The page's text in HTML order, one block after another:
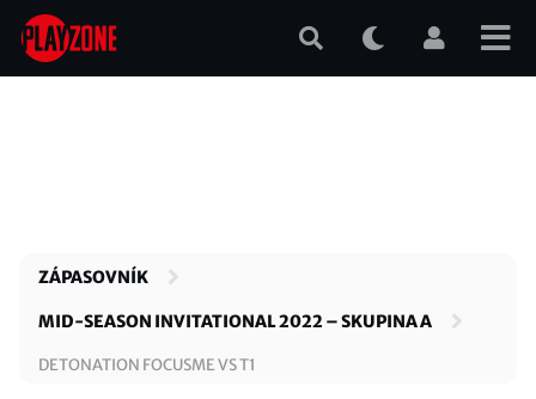
Přejít
hlavnímu
ZÁPASOVNÍK
MID-SEASON INVITATIONAL 2022 – SKUPINA A
DETONATION FOCUSME VS T1